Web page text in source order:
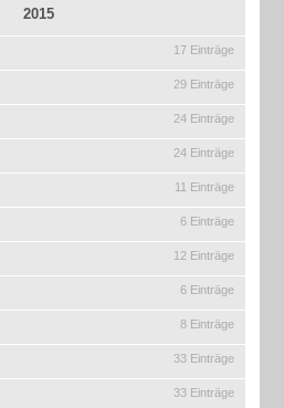
2015
17 Einträge
29 Einträge
24 Einträge
24 Einträge
11 Einträge
6 Einträge
12 Einträge
6 Einträge
8 Einträge
33 Einträge
33 Einträge